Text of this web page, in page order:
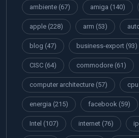
ambiente (67) amiga (140)
apple (228) arm (53)
blog (47) business-export (93)
CISC (64) commodore (61)
computer architecture (57) cpu
energia (215) facebook (59)
Intel (107) internet (76)